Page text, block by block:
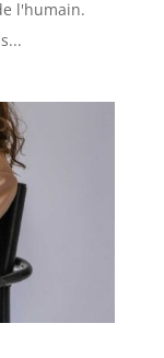
l'humain.